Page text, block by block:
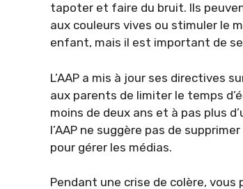
tapoter et faire du bruit. Ils
aux couleurs vives ou stimuler le
enfant, mais il est important de
L’AAP a mis à jour ses directives
aux parents de limiter le temps
moins de deux ans et à pas plus
l’AAP ne suggère pas de
pour gérer les médias.
Pendant une crise de colère,